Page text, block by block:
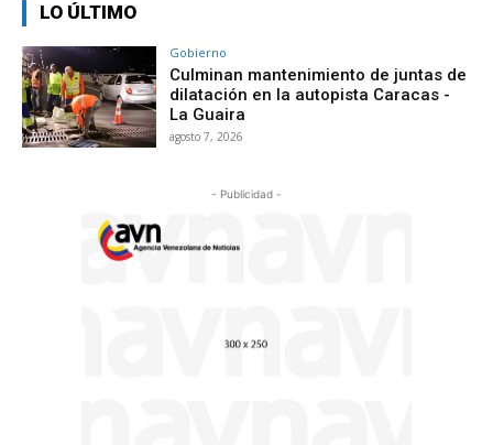
LO ÚLTIMO
Gobierno
Culminan mantenimiento de juntas de
dilatación en la autopista Caracas -
La Guaira
agosto 7, 2026
- Publicidad -